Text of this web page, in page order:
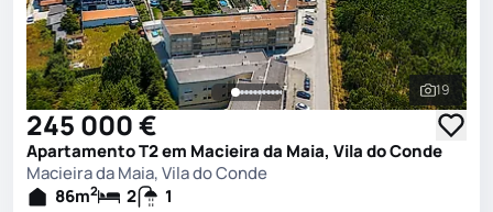
Ver
19
245 000 €
Apartamento T2 em Macieira da Maia, Vila do Conde
Macieira da Maia, Vila do Conde
86m2 2 1